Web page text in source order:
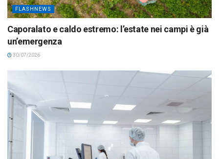
FLASHNEWS
Caporalato e caldo estremo: l’estate nei campi è già
un’emergenza
30/07/2026